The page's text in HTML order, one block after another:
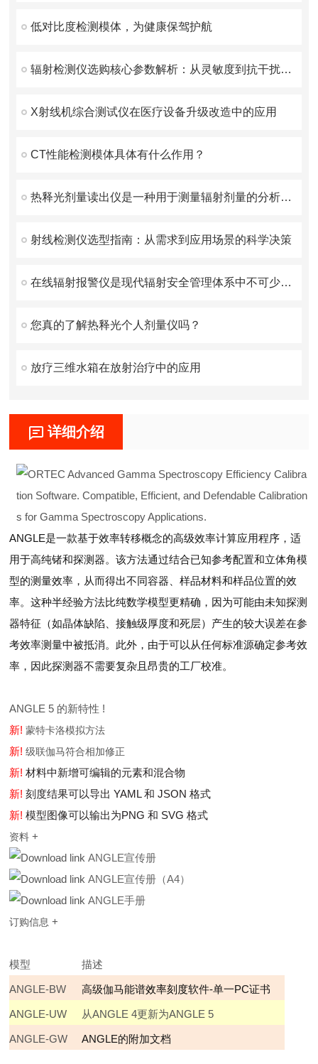
低对比度检测模体，为健康保驾护航
辐射检测仪选购核心参数解析：从灵敏度到抗干扰能力的技术指南
X射线机综合测试仪在医疗设备升级改造中的应用
CT性能检测模体具体有什么作用？
热释光剂量读出仪是一种用于测量辐射剂量的分析设备
射线检测仪选型指南：从需求到应用场景的科学决策
在线辐射报警仪是现代辐射安全管理体系中不可少的一环
您真的了解热释光个人剂量仪吗？
放疗三维水箱在放射治疗中的应用
详细介绍
ANGLE是一款基于效率转移概念的高级效率计算应用程序，适
用于高纯锗和探测器。该方法通过结合已知参考配置和立体角模
型的测量效率，从而得出不同容器、样品材料和样品位置的效
率。这种半经验方法比纯数学模型更精确，因为可能由未知探测
器特征（如晶体缺陷、接触级厚度和死层）产生的较大误差在参
考效率测量中被抵消。此外，由于可以从任何标准源确定参考效
率，因此探测器不需要复杂且昂贵的工厂校准。
ANGLE 5 的新特性 !
新! 蒙特卡洛模拟方法
新! 级联伽马符合相加修正
新! 材料中新增可编辑的元素和混合物
新! 刻度结果可以导出 YAML和 JSON格式
新! 模型图像可以输出为PNG和 SVG格式
资料+
ANGLE宣传册
ANGLE宣传册（A4）
ANGLE手册
订购信息+
模型 描述
ANGLE-BW 高级伽马能谱效率刻度软件-单一PC证书
ANGLE-UW 从ANGLE 4更新为ANGLE 5
ANGLE-GW ANGLE的附加文档